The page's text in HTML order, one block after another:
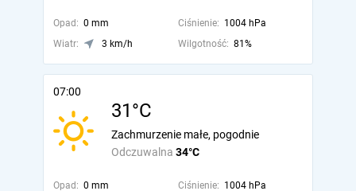
Opad: 0 mm Ciśnienie: 1004 hPa
Wiatr:
3 km/h Wilgotność: 81%
07:00
31°C
Odczuwalna 34°C
Zachmurzenie małe, pogodnie
Opad: 0 mm Ciśnienie: 1004 hPa